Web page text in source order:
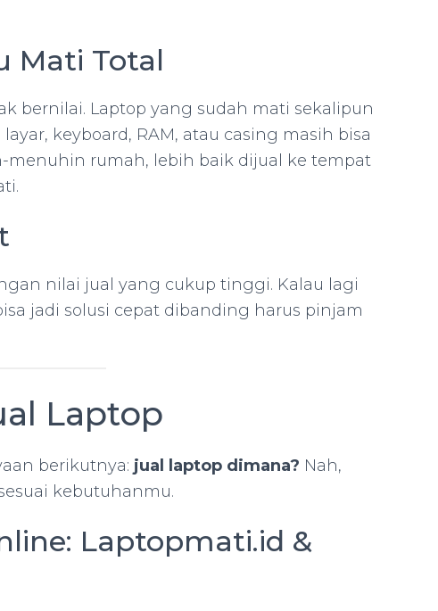
Mati Total
bernilai. Laptop yang sudah mati sekalipun
keyboard, RAM, atau casing masih bisa
menuhin rumah, lebih baik dijual ke tempat
nilai jual yang cukup tinggi. Kalau lagi
jadi solusi cepat dibanding harus pinjam
Laptop
berikutnya: jual laptop dimana? Nah,
kebutuhanmu.
Laptopmati.id &